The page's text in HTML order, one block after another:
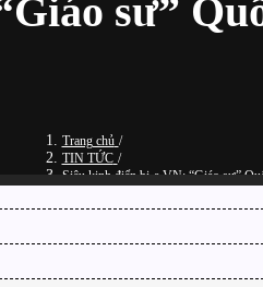
sư”
Trang chủ /
TIN TỨC /
Siêu kinh điển bi-a VN: “Giáo sư”